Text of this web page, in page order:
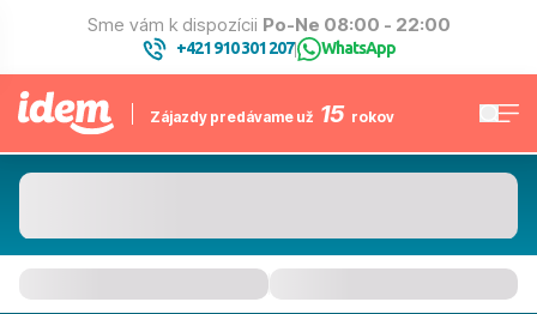
Sme vám k dispozícii Po-Ne 08:00 - 22:00
+421 910 301 207| WhatsApp
Zájazdy predávame už 15 rokov